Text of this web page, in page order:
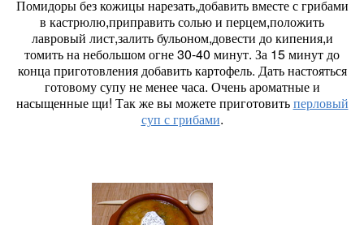
Помидоры без кожицы нарезать,добавить вместе с грибами
в кастрюлю,приправить солью и перцем,положить
лавровый лист,залить бульоном,довести до кипения,и
томить на небольшом огне 30-40 минут. За 15 минут до
конца приготовления добавить картофель. Дать настояться
готовому супу не менее часа. Очень ароматные и
насыщенные щи! Так же вы можете приготовитьперловый
суп с грибами.